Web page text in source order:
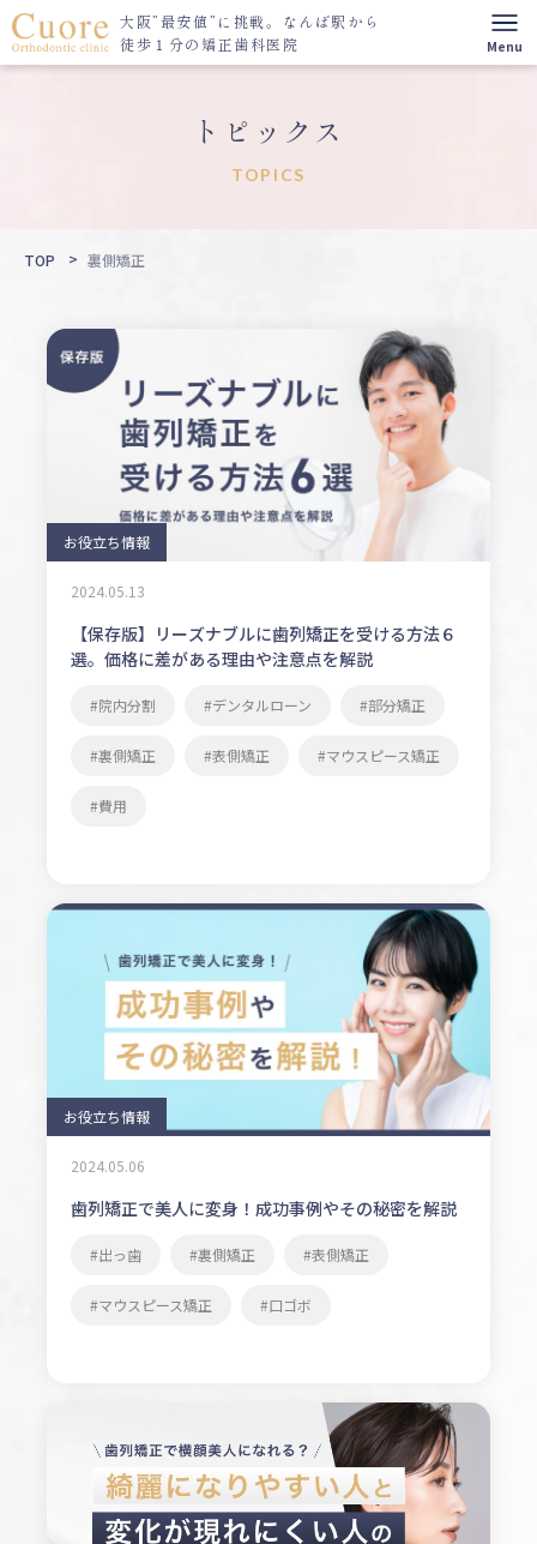
大阪”最安値”に挑戦。 なんば駅から
徒歩１分の矯正歯科医院
トピックス
TOPICS
TOP 裏側矯正
お役立ち情報
2024.05.13
【保存版】リーズナブルに歯列矯正を受ける方法６
選。価格に差がある理由や注意点を解説
院内分割 デンタルローン 部分矯正
裏側矯正 表側矯正 マウスピース矯正
費用
お役立ち情報
2024.05.06
歯列矯正で美人に変身！成功事例やその秘密を解説
出っ歯 裏側矯正 表側矯正
マウスピース矯正 口ゴボ